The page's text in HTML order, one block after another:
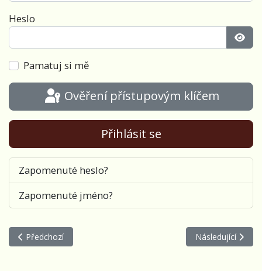
Heslo
Pamatuj si mě
Ověření přístupovým klíčem
Přihlásit se
Zapomenuté heslo?
Zapomenuté jméno?
Předchozí článek: Písnička 44. týdne 2023
Předchozí Další článek:
Následující